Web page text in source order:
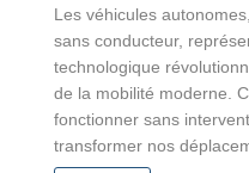
Les véhicules
sans conducteur,
technologique
de la mobilité moderne.
fonctionner sans
transformer nos